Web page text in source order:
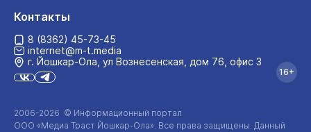
2006-2026 © Информационный портал
ООО «Медиа Траст Йошкар-Ола». Все права защищены. Данный
Контакты
8 (8362) 45-73-45
internet@m-t.media
г. Йошкар‑Ола, ул Вознесенская, дом 76, офис 3
16+